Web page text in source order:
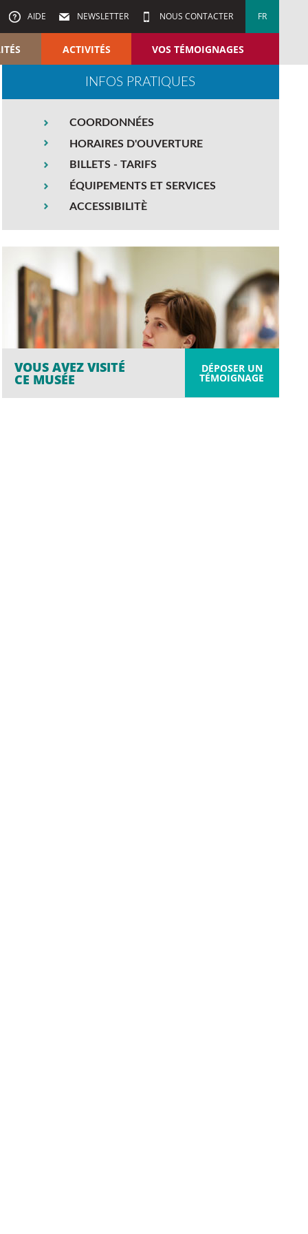
AIDE NEWSLETTER NOUS CONTACTER FR
ACTIVITÉS VOS TÉMOIGNAGES
INFOS PRATIQUES
COORDONNÉES
HORAIRES D'OUVERTURE
BILLETS - TARIFS
ÉQUIPEMENTS ET SERVICES
ACCESSIBILITÈ
DÉPOSER UN
TÉMOIGNAGE
VOUS AVEZ VISITÉ
CE MUSÉE